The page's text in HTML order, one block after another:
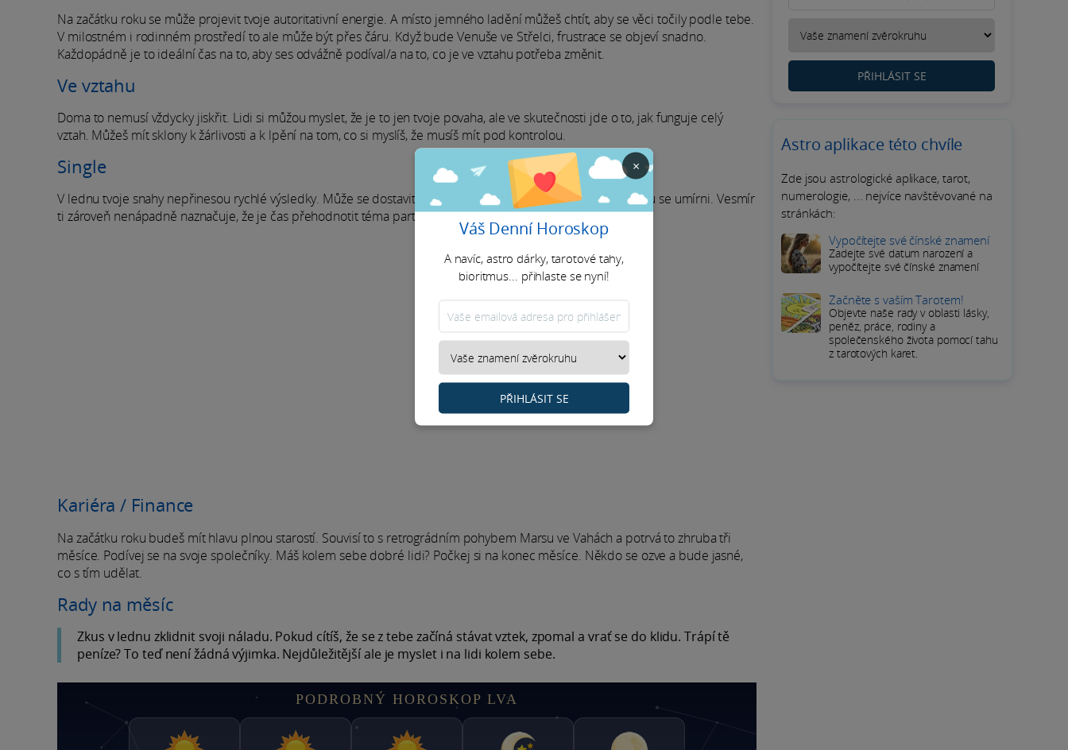
Na začátku roku se může projevit tvoje autoritativní energie. A místo jemného ladění můžeš chtít, aby se věci točily podle tebe.
V milostném i rodinném prostředí to ale může být přes čáru. Když bude Venuše ve Střelci, frustrace se objeví snadno.
Každopádně je to ideální čas na to, aby ses odvážně podíval/a na to, co je ve vztahu potřeba změnit.
Ve vztahu
Doma to nemusí vždycky jiskřit. Lidi si můžou myslet, že je to jen tvoje povaha, ale ve skutečnosti jde o to, jak funguje celý
vztah. Můžeš mít sklony k žárlivosti a k lpění na tom, co si myslíš, že musíš mít pod kontrolou.
Single
V lednu tvoje snahy nepřinesou rychlé výsledky. Může se dostavit frustrace. Zastav se. Buď trpělivý/á a trochu se umírni. Vesmír
ti zároveň nenápadně naznačuje, že je čas přehodnotit téma partnerství a závazků.
Kariéra / Finance
Na začátku roku budeš mít hlavu plnou starostí. Souvisí to s retrográdním pohybem Marsu ve Vahách a potrvá to zhruba tři
měsíce. Podívej se na svoje společníky. Máš kolem sebe dobré lidi? Počkej si na konec měsíce. Někdo se ozve a bude jasné,
co s tím udělat.
Rady na měsíc
Zkus v lednu zklidnit svoji náladu. Pokud cítíš, že se z tebe začíná stávat vztek, zpomal a vrať se do klidu. Trápí tě
peníze? To teď není žádná výjimka. Nejdůležitější ale je myslet i na lidi kolem sebe.
PODROBNÝ HOROSKOP LVA
PŘIHLÁSIT SE
Astro aplikace této chvíle
Zde jsou astrologické aplikace, tarot,
numerologie, ... nejvíce navštěvované na
stránkách:
Vypočítejte své čínské znamení
Zadejte své datum narození a
vypočítejte své čínské znamení
Začněte s vaším Tarotem!
Objevte naše rady v oblasti lásky,
peněz, práce, rodiny a
společenského života pomocí tahu
z tarotových karet.
×
Váš Denní Horoskop
A navíc, astro dárky, tarotové tahy,
bioritmus... přihlaste se nyní!
PŘIHLÁSIT SE